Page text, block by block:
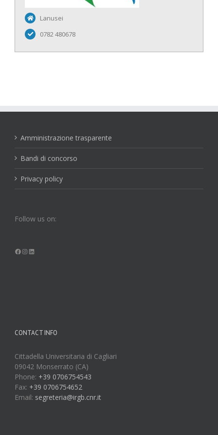
Lanusei
0782 480678
Amministrazione trasparente
Bandi di concorso
Privacy policy
Follow us on:
Facebook
Instagram
CONTACT INFO
Cittadella Universitaria di Cagliari
09042 Monserrato (CA)
Phone: +39 0706754543
Fax: +39 0706754652
Email: segreteria@irgb.cnr.it